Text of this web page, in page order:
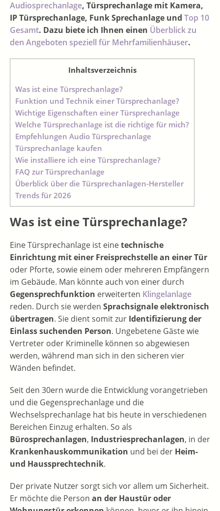
Audiosprechanlage, Türsprechanlage mit Kamera,
IP Türsprechanlage, Funk Sprechanlage und Top 10
Gesamt. Dazu biete ich Ihnen einen Überblick zu
den Angeboten speziell für Mehrfamilienhäuser.
Inhaltsverzeichnis
Was ist eine Türsprechanlage?
Funktion und Technik einer Türsprechanlage?
Wichtige Eigenschaften einer Türsprechanlage
Welche Türsprechanlage ist die richtige für mich?
Empfehlungen Audio Türsprechanlage
Türsprechanlage kaufen
Wie installiere ich eine Türsprechanlage?
FAQ zur Türsprechanlage
Überblick über die Türsprechanlagen-Hersteller
Trends für 2026
Was ist eine Türsprechanlage?
Eine Türsprechanlage ist einetechnische
Einrichtung mit einer Freisprechstelle an einer Tür
oder Pforte, sowie einem oder mehreren Empfängern
im Gebäude. Man könnte auch von einer durch
Gegensprechfunktion erweiterten Klingelanlage
reden. Durch sie werden Sprachsignale elektronisch
übertragen. Sie dient somit zur Identifizierung der
Einlass suchenden Person. Ungebetene Gäste wie
Vertreter oder Kriminelle können so abgewiesen
werden, während man sich in den sicheren vier
Wänden befindet.
Seit den 30ern wurde die Entwicklung vorangetrieben
und die Gegensprechanlage und die
Wechselsprechanlage hat bis heute in verschiedenen
Bereichen Einzug erhalten. So als
Bürosprechanlagen, Industriesprechanlagen, in der
Krankenhauskommunikation und bei der Heim-
und Haussprechtechnik.
Der private Nutzer sorgt sich vor allem um Sicherheit.
Er möchte die Person an der Haustür oder